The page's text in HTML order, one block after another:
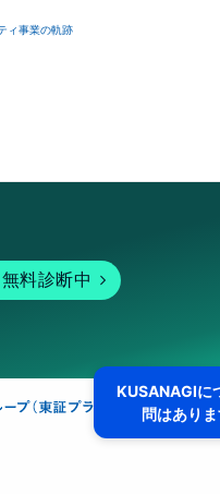
ィ事業の軌跡
無料診断中
KUSANAGIに
問はありま